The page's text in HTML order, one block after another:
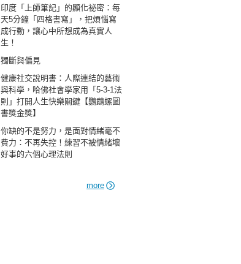
印度「上師筆記」的顯化祕密：每
天5分鐘「四格書寫」，把煩惱寫
成行動，讓心中所想成為真實人
生！
獨斷與偏見
健康社交說明書：人際連結的藝術
與科學，哈佛社會學家用「5-3-1法
則」打開人生快樂關鍵【鸚鵡螺圖
書獎金獎】
你缺的不是努力，是面對情緒毫不
費力：不再失控！練習不被情緒壞
好事的六個心理法則
more